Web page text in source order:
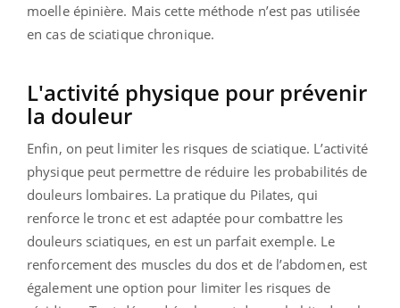
moelle épinière. Mais cette méthode n’est pas utilisée
en cas de sciatique chronique.
L'activité physique pour prévenir
la douleur
Enfin, on peut limiter les risques de sciatique. L’activité
physique peut permettre de réduire les probabilités de
douleurs lombaires. La pratique du Pilates, qui
renforce le tronc et est adaptée pour combattre les
douleurs sciatiques, en est un parfait exemple. Le
renforcement des muscles du dos et de l’abdomen, est
également une option pour limiter les risques de